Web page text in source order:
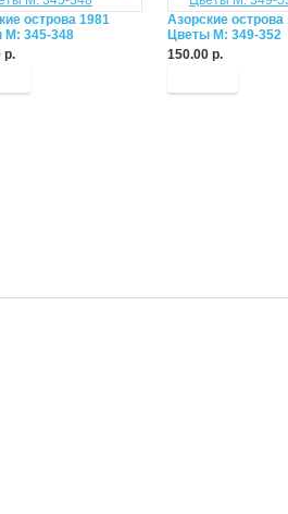
острова 1981
М: 345-348
р.
Азорские острова
Цветы М: 349-352
150.00 р.